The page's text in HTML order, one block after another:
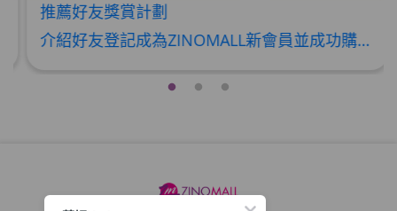
推薦好友獎賞計劃
介紹好友登記成為ZINOMALL新會員並成功購物，您即可獲得$50Mall Dollar現金回贈，你的好友亦可同時獲得$50Mall Dollar現金回贈。 **舊會員必須完成首張訂單才可開通邀請好友獎賞計劃** 1. 舊會員可於 我的帳戶>>>邀請好友獎賞 中找到 好友推薦碼 (紅圈位置) 2. 會員可複製好友推薦碼並透過 Whatsapp / Facebook / Email分享給自己好友。推薦好友次數不限，介紹愈多新朋友，可獲得愈多Mall Dollar現金回贈。 3. 好友